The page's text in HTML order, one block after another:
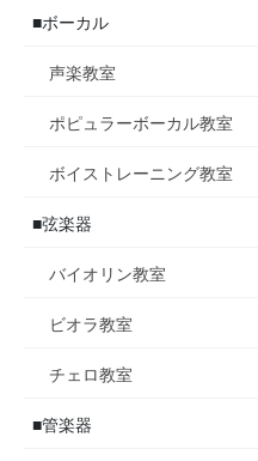
■ボーカル
声楽教室
ポピュラーボーカル教室
ボイストレーニング教室
■弦楽器
バイオリン教室
ビオラ教室
チェロ教室
■管楽器